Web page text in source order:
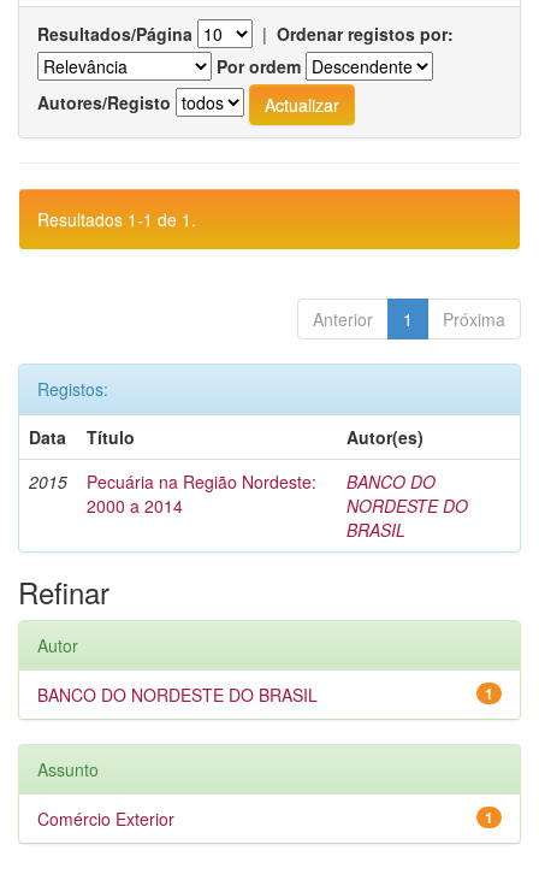
Resultados/Página | Ordenar registos por:
Por ordem
Autores/Registo
Resultados 1-1 de 1.
Anterior 1 Próxima
Registos:
Data
Título
Autor(es)
2015
Pecuária na Região Nordeste:
2000 a 2014
BANCO DO
NORDESTE DO
BRASIL
Refinar
Autor
1
BANCO DO NORDESTE DO BRASIL
Assunto
1
Comércio Exterior